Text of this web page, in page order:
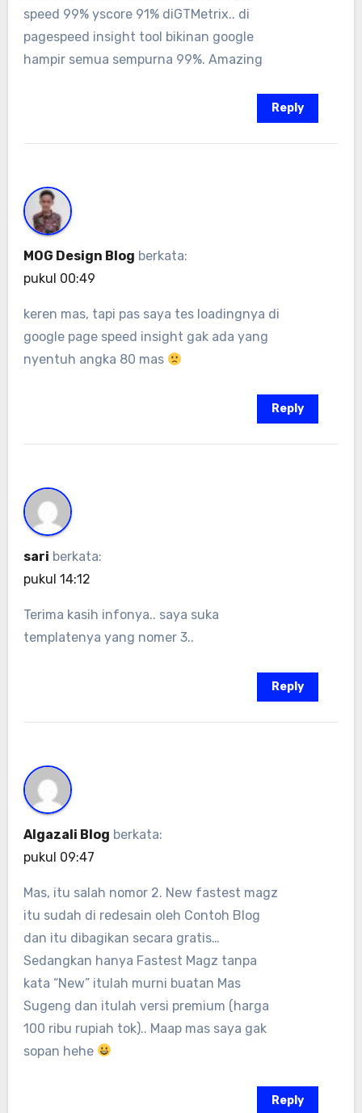
speed 99% yscore 91% diGTMetrix.. di
pagespeed insight tool bikinan google
hampir semua sempurna 99%. Amazing
Reply
MOG Design Blog berkata:
pukul 00:49
keren mas, tapi pas saya tes loadingnya di
google page speed insight gak ada yang
nyentuh angka 80 mas
Reply
sari berkata:
pukul 14:12
Terima kasih infonya.. saya suka
templatenya yang nomer 3..
Reply
Algazali Blog berkata:
pukul 09:47
Mas, itu salah nomor 2. New fastest magz
itu sudah di redesain oleh Contoh Blog
dan itu dibagikan secara gratis…
Sedangkan hanya Fastest Magz tanpa
kata “New” itulah murni buatan Mas
Sugeng dan itulah versi premium (harga
100 ribu rupiah tok).. Maap mas saya gak
sopan hehe
Reply